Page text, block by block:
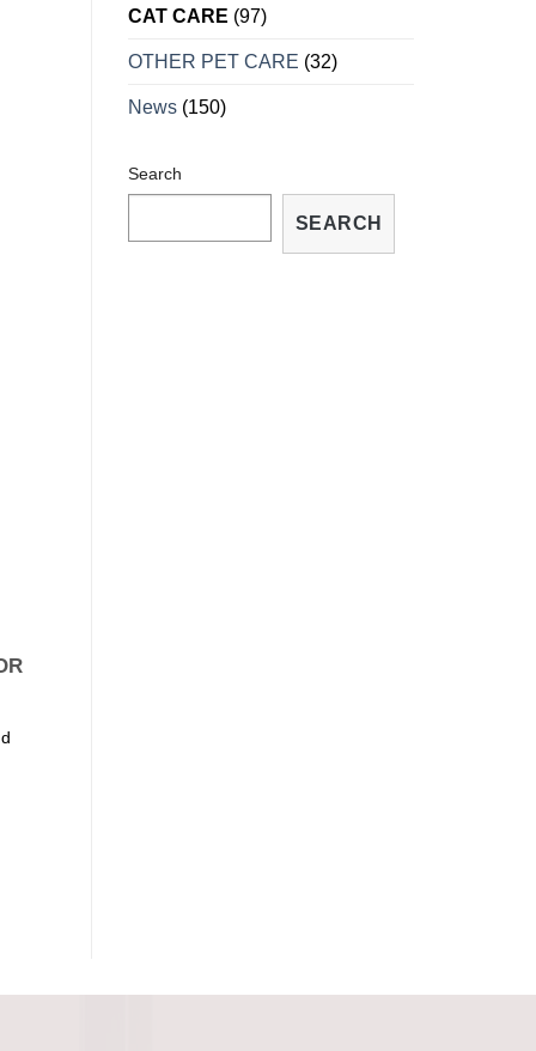
TẠI
CAT CARE (97)
OTHER PET CARE (32)
News (150)
Search
SEARCH